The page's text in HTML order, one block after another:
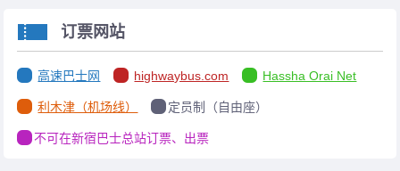
订票网站
高速巴士网 highwaybus.com Hassha Orai Net
利木津（机场线） 定员制（自由座）
不可在新宿巴士总站订票、出票